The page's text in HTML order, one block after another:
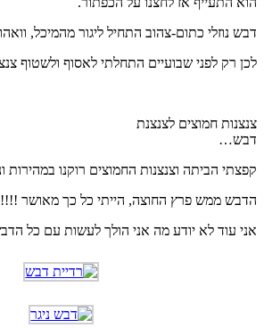
דבש נוזלי כתום-צהוב התחיל ליגור מהמיכל,
לכן רק לפני שבועיים התחלתי לאסוף ולשטוף
צנצנות חמוצים לצנצנת
דבש…
קפצתי הביתה וצנצנות החמוצים רוקנו
הדבש ממש פרץ החוצה, הייתי כל כך מאושר
אני עוד לא יודע מה אני הולך לעשות עם כל